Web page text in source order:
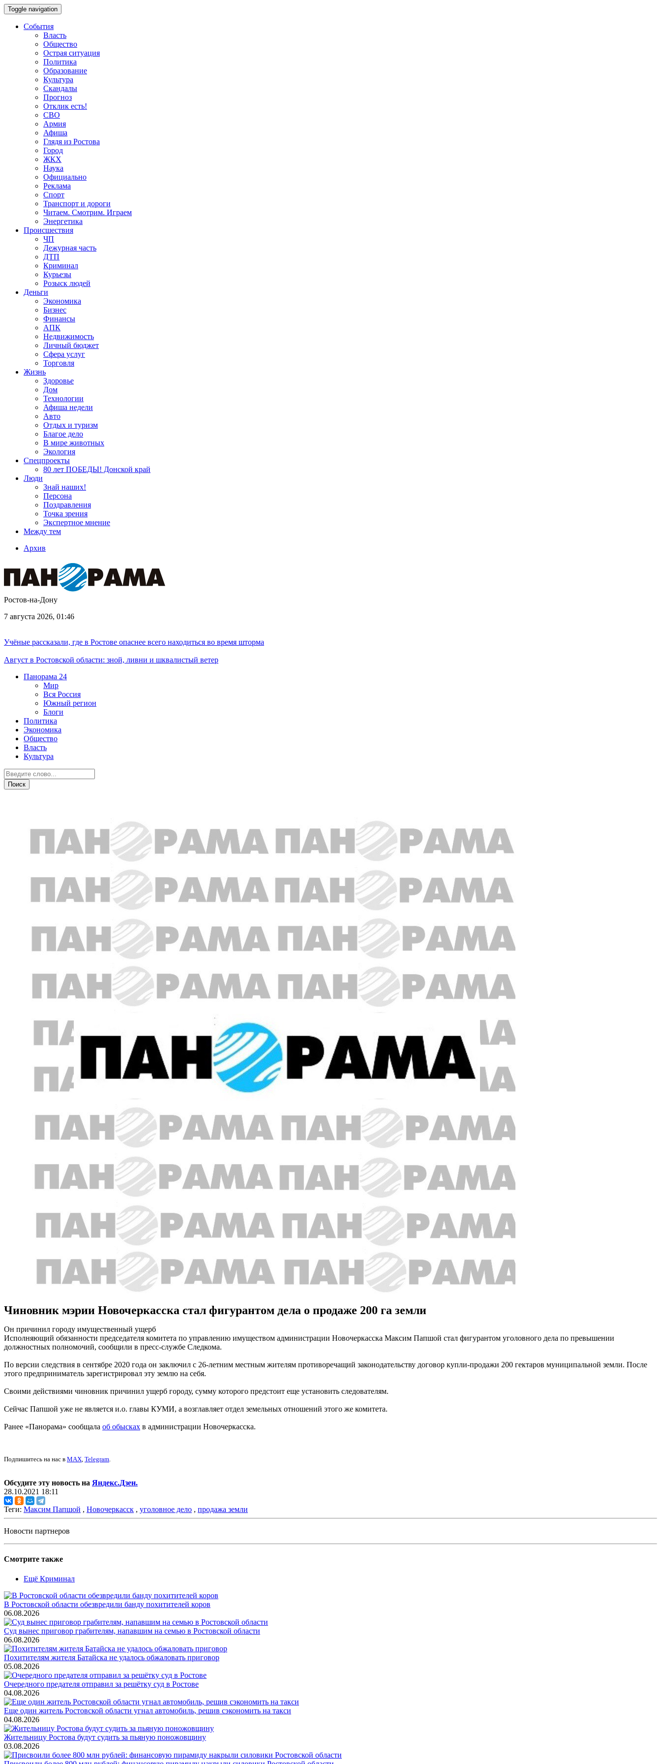
Toggle navigation
События
Власть
Общество
Острая ситуация
Политика
Образование
Культура
Скандалы
Прогноз
Отклик есть!
СВО
Армия
Афиша
Глядя из Ростова
Город
ЖКХ
Наука
Официально
Реклама
Спорт
Транспорт и дороги
Читаем. Смотрим. Играем
Энергетика
Происшествия
ЧП
Дежурная часть
ДТП
Криминал
Курьезы
Розыск людей
Деньги
Экономика
Бизнес
Финансы
АПК
Недвижимость
Личный бюджет
Сфера услуг
Торговля
Жизнь
Здоровье
Дом
Технологии
Афиша недели
Авто
Отдых и туризм
Благое дело
В мире животных
Экология
Спецпроекты
80 лет ПОБЕДЫ! Донской край
Люди
Знай наших!
Персона
Поздравления
Точка зрения
Экспертное мнение
Между тем
Архив
Ростов-на-Дону
7 августа 2026, 01:46
Учёные рассказали, где в Ростове опаснее всего находиться во время шторма
Август в Ростовской области: зной, ливни и шквалистый ветер
Панорама 24
Мир
Вся Россия
Южный регион
Блоги
Политика
Экономика
Общество
Власть
Культура
Чиновник мэрии Новочеркасска стал фигурантом дела о продаже 200 га земли
Он причинил городу имущественный ущерб
Исполняющий обязанности председателя комитета по управлению имуществом администрации Новочеркасска Максим Папшой стал фигурантом уголовного дела по превышении
должностных полномочий, сообщили в пресс-службе Следкома.
По версии следствия в сентябре 2020 года он заключил с 26-летним местным жителям противоречащий законодательству договор купли-продажи 200 гектаров муниципальной земли. После
этого предприниматель зарегистрировал эту землю на себя.
Своими действиями чиновник причинил ущерб городу, сумму которого предстоит еще установить следователям.
Сейчас Папшой уже не является и.о. главы КУМИ, а возглавляет отдел земельных отношений этого же комитета.
Ранее «Панорама» сообщала об обысках в администрации Новочеркасска.
Подпишитесь на нас в MAX, Telegram.
Обсудите эту новость на Яндекс.Дзен.
28.10.2021 18:11
Теги: Максим Папшой , Новочеркасск , уголовное дело , продажа земли
Новости партнеров
Смотрите также
Ещё Криминал
В Ростовской области обезвредили банду похитителей коров
06.08.2026
Суд вынес приговор грабителям, напавшим на семью в Ростовской области
06.08.2026
Похитителям жителя Батайска не удалось обжаловать приговор
05.08.2026
Очередного предателя отправил за решётку суд в Ростове
04.08.2026
Еще один житель Ростовской области угнал автомобиль, решив сэкономить на такси
04.08.2026
Жительницу Ростова будут судить за пьяную поножовщину
03.08.2026